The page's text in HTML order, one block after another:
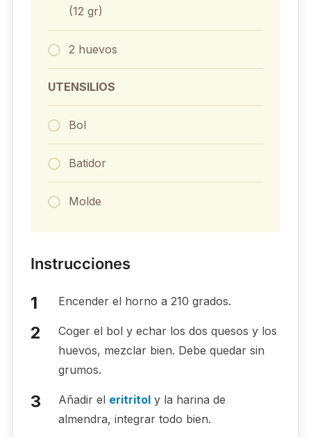
(12 gr)
2 huevos
UTENSILIOS
Bol
Batidor
Molde
Instrucciones
Encender el horno a 210 grados.
Coger el bol y echar los dos quesos y los
huevos, mezclar bien. Debe quedar sin
grumos.
Añadir el eritritoly la harina de
almendra, integrar todo bien.